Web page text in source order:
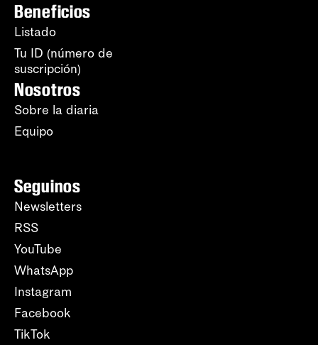
Beneficios
Listado
Tu ID (número de
suscripción)
Nosotros
Sobre la diaria
Equipo
Seguinos
Newsletters
RSS
YouTube
WhatsApp
Instagram
Facebook
TikTok